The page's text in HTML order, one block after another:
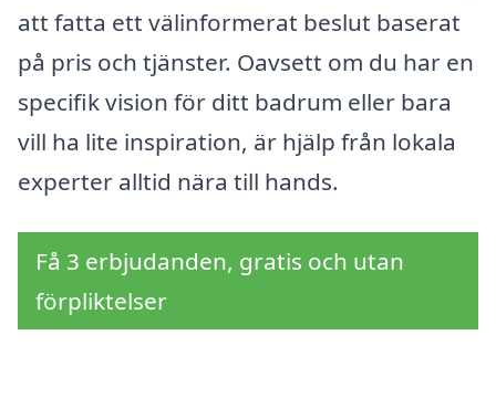
att fatta ett välinformerat beslut baserat
på pris och tjänster. Oavsett om du har en
specifik vision för ditt badrum eller bara
vill ha lite inspiration, är hjälp från lokala
experter alltid nära till hands.
Få 3 erbjudanden, gratis och utan
förpliktelser